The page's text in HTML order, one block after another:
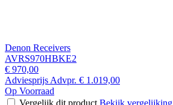
Denon Receivers
AVRS970HBKE2
€ 970,00
Adviesprijs Advpr. € 1.019,00
Op Voorraad